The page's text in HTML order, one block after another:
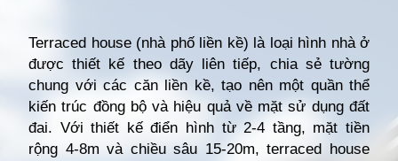
Terraced house (nhà phố liền kề) là loại hình nhà ở
được thiết kế theo dãy liên tiếp, chia sẻ tường
chung với các căn liền kề, tạo nên một quần thể
kiến trúc đồng bộ và hiệu quả về mặt sử dụng đất
đai. Với thiết kế điển hình từ 2-4 tầng, mặt tiền
rộng 4-8m và chiều sâu 15-20m, terraced house